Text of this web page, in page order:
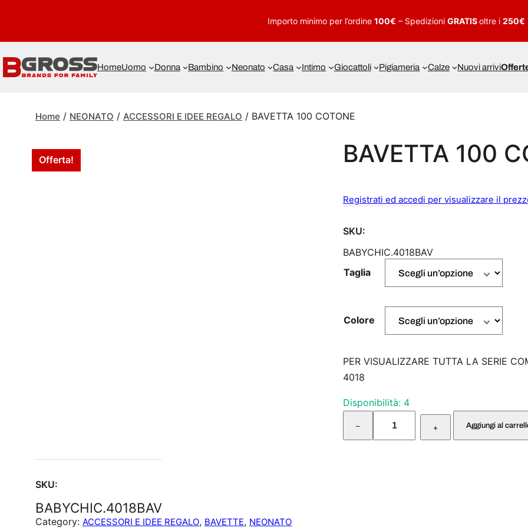
Importo minimo per l’ordine 100€ – Spedizioni GRATISoltre i 250€
HomeUomo Donna Bambino Neonato Casa Intimo Giocattoli Pigiameria Calze Nuovi arrivi
Home / NEONATO / ACCESSORI E IDEE REGALO / BAVETTA 100 COTONE
Offerta! BAVETTA 100
Registrati ed accedi per visualizzare il
SKU:
BABYCHIC.4018BAV
Taglia
Colore
PER VISUALIZZARE TUTTA LA SERIE
4018
Disponibilità: 4
–
B
V
+ Aggiungi al
SKU:
BABYCHIC.4018BAV
Category: ACCESSORI E IDEE REGALO, BAVETTE, NEONATO